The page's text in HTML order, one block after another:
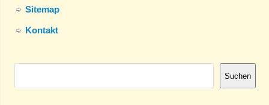
Sitemap
Kontakt
Suchen